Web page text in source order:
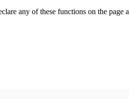
any of these functions on the